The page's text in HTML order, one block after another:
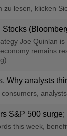
lesen, klicken
Joe Quinlan
remains
Why analysts
S&P 500
this week,